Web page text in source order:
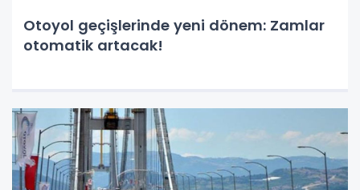
Otoyol geçişlerinde yeni dönem: Zamlar
otomatik artacak!